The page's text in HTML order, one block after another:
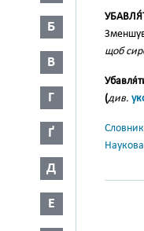
Б
В
Г
Ґ
Д
Е
щоб
(див.